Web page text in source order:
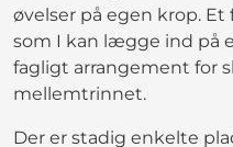
øvelser på egen krop.
som I kan lægge ind på
fagligt arrangement for
mellemtrinnet.
Der er stadig enkelte